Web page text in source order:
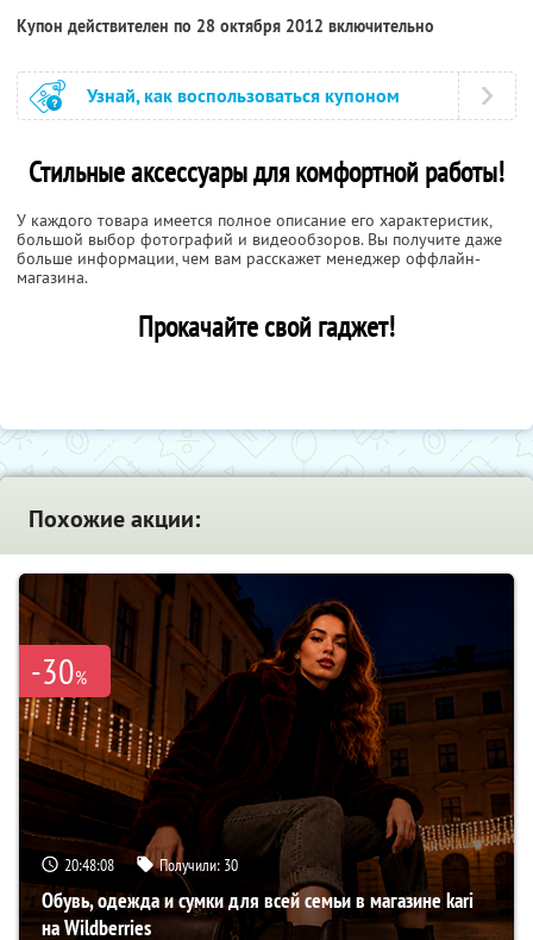
Купон действителен по 28 октября 2012 включительно
Узнай, как воспользоваться купоном
Стильные аксессуары для комфортной работы!
У каждого товара имеется полное описание его характеристик,
большой выбор фотографий и видеообзоров. Вы получите даже
больше информации, чем вам расскажет менеджер оффлайн-
магазина.
Прокачайте свой гаджет!
Похожие акции:
-30%
20:48:08 Получили: 30
Обувь, одежда и сумки для всей семьи в магазине kari
на Wildberries